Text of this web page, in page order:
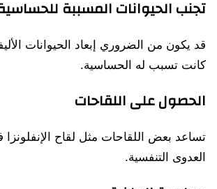
تجنب الحيوانات المسببة
قد يكون من الضروري إبعاد الحيوانات
كانت تسبب له الحساسية.
الحصول على اللقاحات
تساعد بعض اللقاحات مثل لقاح
العدوى التنفسية.